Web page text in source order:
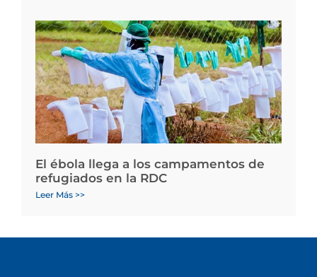
El ébola llega a los campamentos de
refugiados en la RDC
Leer Más >>